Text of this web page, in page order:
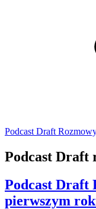
Podcast Draft
Podcast Draft
Podcast Draft
pierwszym